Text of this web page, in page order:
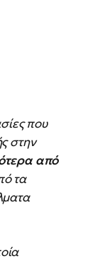
που
στην
από
τα